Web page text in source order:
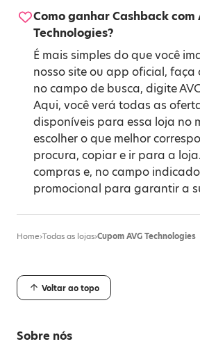
Como ganhar Cashback com
Technologies?
É mais simples do que você
nosso site ou app oficial, faça
no campo de busca, digite
Aqui, você verá todas as
disponíveis para essa loja no
escolher o que melhor
procura, copiar e ir para a
compras e, no campo
promocional para garantir a
Home›Todas as lojas›Cupom AVG Technologies
Voltar ao topo
Sobre nós